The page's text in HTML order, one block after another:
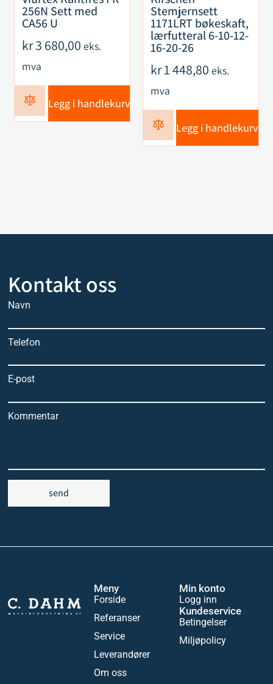
256N Sett med
CA56 U
kr3 680,00 eks.
mva
Legg i handlekurv
Stemjernsett
1171LRT bøkeskaft,
lærfutteral 6-10-12-
16-20-26
kr1 448,80 eks.
mva
Legg i handlekurv
Kontakt oss
Navn
Telefon
E-post
Kommentar
send
Meny
Forside
Referanser
Service
Leverandører
Om oss
Min konto
Logg inn
Kundeservice
Betingelser
Miljøpolicy